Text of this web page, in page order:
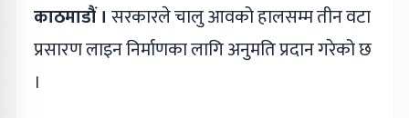
काठमाडौं । सरकारले चालु आवको हालसम्म तीन वटा
प्रसारण लाइन निर्माणका लागि अनुमति प्रदान गरेको छ
।